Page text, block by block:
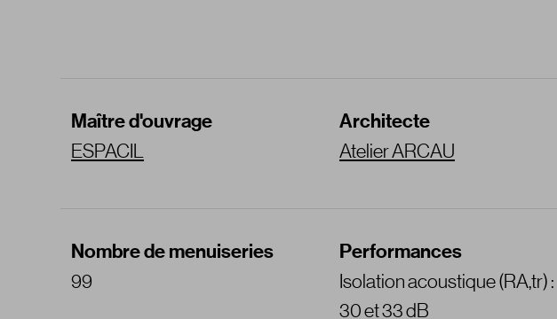
Maître d'ouvrage
ESPACIL
Architecte
Atelier ARCAU
Nombre de menuiseries
99
Performances
Isolation acoustique (RA,tr) :
30 et 33 dB